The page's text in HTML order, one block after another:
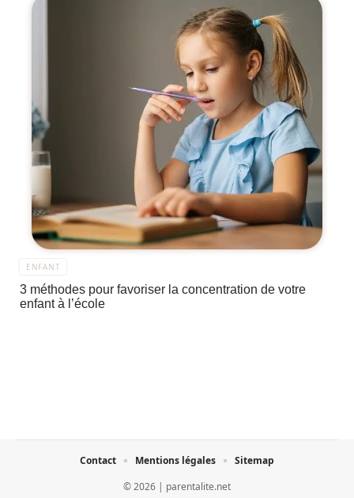
ENFANT
3 méthodes pour favoriser la concentration de votre
enfant à l’école
© 2026 | parentalite.net
Contact Mentions légales Sitemap